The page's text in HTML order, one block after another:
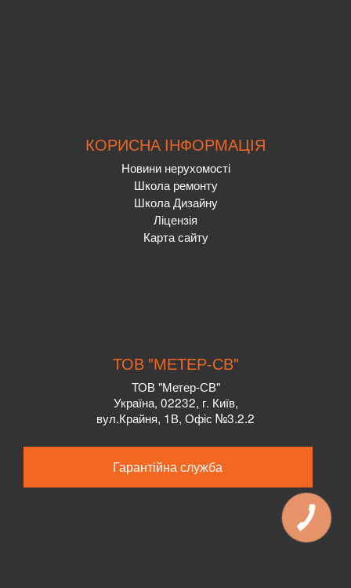
КОРИСНА ІНФОРМАЦІЯ
Новини нерухомості
Школа ремонту
Школа Дизайну
Ліцензія
Карта сайту
ТОВ "МЕТЕР-СВ"
ТОВ "Метер-СВ"
Україна, 02232, г. Київ,
вул.Крайня, 1В, Офіс №3.2.2
Гарантійна служба